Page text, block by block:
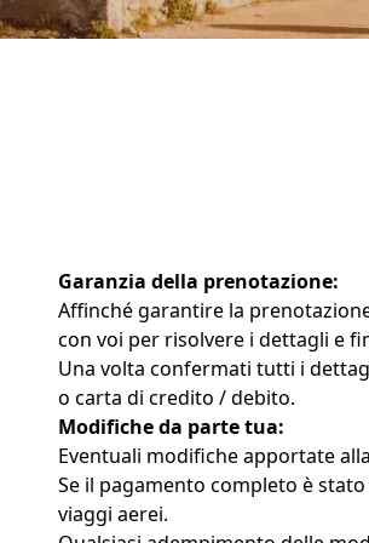
Garanzia della prenotazione:
Affinché garantire la
con voi per risolvere i dettagli e
Una volta confermati tutti i
o carta di credito / debito.
Modifiche da parte tua:
Eventuali modifiche apportate
Se il pagamento completo è
viaggi aerei.